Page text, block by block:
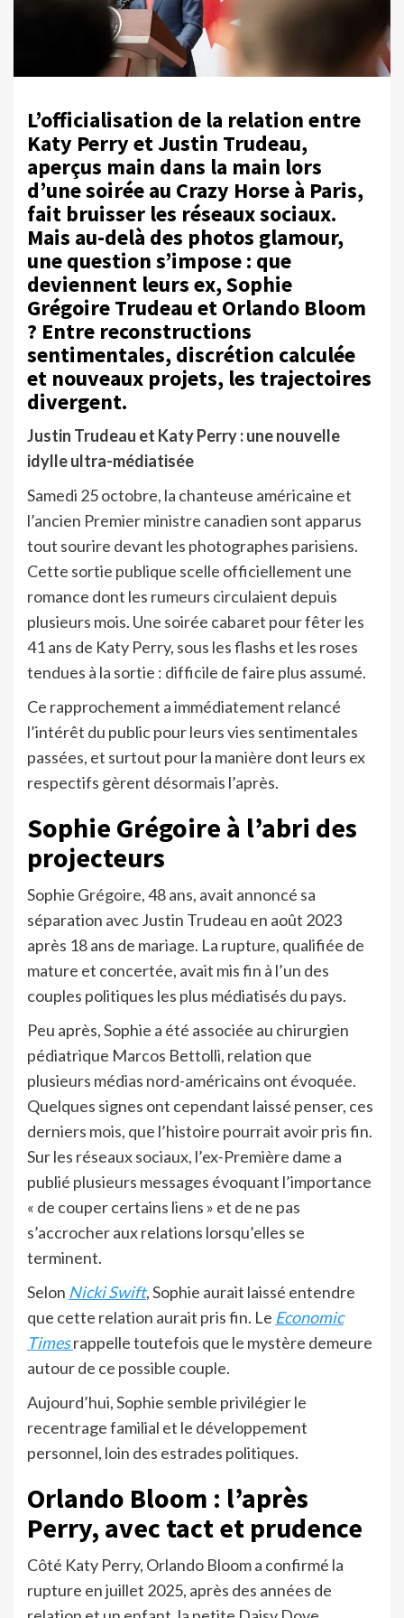
L’officialisation de la relation entre
Katy Perry et Justin Trudeau,
aperçus main dans la main lors
d’une soirée au Crazy Horse à Paris,
fait bruisser les réseaux sociaux.
Mais au-delà des photos glamour,
une question s’impose : que
deviennent leurs ex, Sophie
Grégoire Trudeau et Orlando Bloom
? Entre reconstructions
sentimentales, discrétion calculée
et nouveaux projets, les trajectoires
divergent.
Justin Trudeau et Katy Perry : une nouvelle
idylle ultra-médiatisée
Samedi 25 octobre, la chanteuse américaine et
l’ancien Premier ministre canadien sont apparus
tout sourire devant les photographes parisiens.
Cette sortie publique scelle officiellement une
romance dont les rumeurs circulaient depuis
plusieurs mois. Une soirée cabaret pour fêter les
41 ans de Katy Perry, sous les flashs et les roses
tendues à la sortie : difficile de faire plus assumé.
Ce rapprochement a immédiatement relancé
l’intérêt du public pour leurs vies sentimentales
passées, et surtout pour la manière dont leurs ex
respectifs gèrent désormais l’après.
Sophie Grégoire à l’abri des
projecteurs
Sophie Grégoire, 48 ans, avait annoncé sa
séparation avec Justin Trudeau en août 2023
après 18 ans de mariage. La rupture, qualifiée de
mature et concertée, avait mis fin à l’un des
couples politiques les plus médiatisés du pays.
Peu après, Sophie a été associée au chirurgien
pédiatrique Marcos Bettolli, relation que
plusieurs médias nord-américains ont évoquée.
Quelques signes ont cependant laissé penser, ces
derniers mois, que l’histoire pourrait avoir pris fin.
Sur les réseaux sociaux, l’ex-Première dame a
publié plusieurs messages évoquant l’importance
« de couper certains liens » et de ne pas
s’accrocher aux relations lorsqu’elles se
terminent.
Selon Nicki Swift, Sophie aurait laissé entendre
que cette relation aurait pris fin. Le Economic
Timesrappelle toutefois que le mystère demeure
autour de ce possible couple.
Aujourd’hui, Sophie semble privilégier le
recentrage familial et le développement
personnel, loin des estrades politiques.
Orlando Bloom : l’après
Perry, avec tact et prudence
Côté Katy Perry, Orlando Bloom a confirmé la
rupture en juillet 2025, après des années de